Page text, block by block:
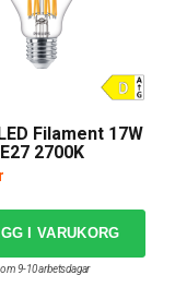
Filament 17W
2700K
I VARUKORG
9-10 arbetsdagar